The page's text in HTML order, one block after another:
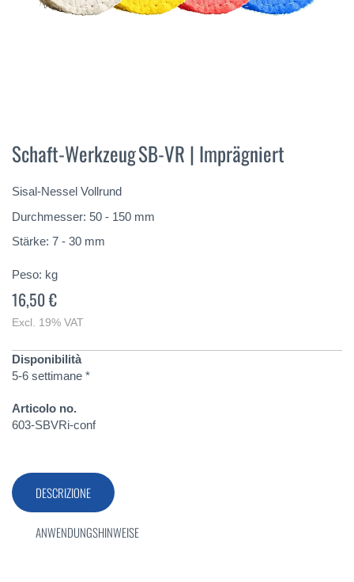
della
di
Schaft-Werkzeug SB-VR | Imprägniert
Sisal-Nessel Vollrund
Durchmesser: 50 - 150 mm
Stärke: 7 - 30 mm
Peso: kg
16,50 €
Excl. 19% VAT
Disponibilità
5-6 settimane *
Articolo no.
603-SBVRi-conf
DESCRIZIONE
ANWENDUNGSHINWEISE